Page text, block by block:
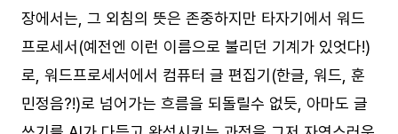
장에서는, 그 외침의 뜻은 존중하지만 타자기에서 워드
프로세서(예전엔 이런 이름으로 불리던 기계가 있엇다!)
로, 워드프로세서에서 컴퓨터 글 편집기(한글, 워드, 훈
민정음?!)로 넘어가는 흐름을 되돌릴수 없듯, 아마도 글